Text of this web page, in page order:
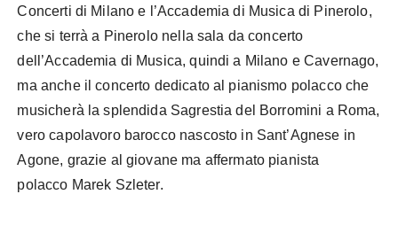
Concerti di Milano e l’Accademia di Musica di Pinerolo,
che si terrà a Pinerolo nella sala da concerto
dell’Accademia di Musica, quindi a Milano e Cavernago,
ma anche il concerto dedicato al pianismo polacco che
musicherà la splendida Sagrestia del Borromini a Roma,
vero capolavoro barocco nascosto in Sant’Agnese in
Agone, grazie al giovane ma affermato pianista
polacco Marek Szleter.